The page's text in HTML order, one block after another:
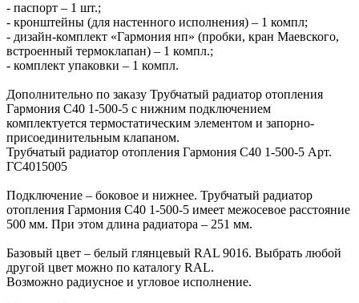
- паспорт – 1 шт.;
- кронштейны (для настенного исполнения) – 1 компл;
- дизайн-комплект «Гармония нп» (пробки, кран Маевского,
встроенный термоклапан) – 1 компл.;
- комплект упаковки – 1 компл.
Дополнительно по заказу Трубчатый радиатор отопления
Гармония С40 1-500-5 с нижним подключением
комплектуется термостатическим элементом и запорно-
присоединительным клапаном.
Трубчатый радиатор отопления Гармония С40 1-500-5 Арт.
ГС4015005
Подключение – боковое и нижнее. Трубчатый радиатор
отопления Гармония С40 1-500-5 имеет межосевое расстояние
500 мм. При этом длина радиатора – 251 мм.
Базовый цвет – белый глянцевый RAL 9016. Выбрать любой
другой цвет можно по каталогу RAL.
Возможно радиусное и угловое исполнение.